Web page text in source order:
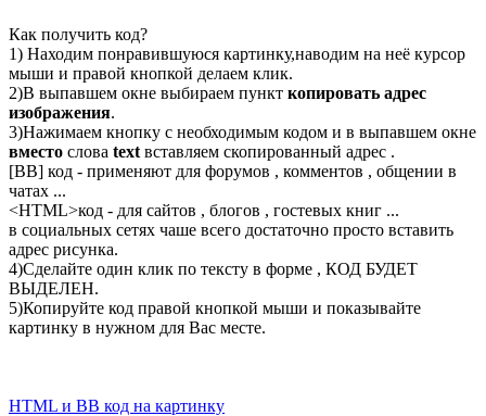
Как получить код?
1) Находим понравившуюся картинку,наводим на неё курсор
мыши и правой кнопкой делаем клик.
2)В выпавшем окне выбираем пункт копировать адрес
изображения.
3)Нажимаем кнопку с необходимым кодом и в выпавшем окне
вместо слова text вставляем скопированный адрес .
[BB] код - применяют для форумов , комментов , общении в
чатах ...
<HTML>код - для сайтов , блогов , гостевых книг ...
в социальных сетях чаше всего достаточно просто вставить
адрес рисунка.
4)Сделайте один клик по тексту в форме , КОД БУДЕТ
ВЫДЕЛЕН.
5)Копируйте код правой кнопкой мыши и показывайте
картинку в нужном для Вас месте.
HTML и BB код на картинку